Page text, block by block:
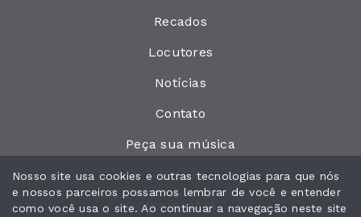
Recados
Locutores
Notícias
Contato
Peça sua música
Vídeos
Promoções
Nosso site usa cookies e outras tecnologias para que nós
e nossos parceiros possamos lembrar de você e entender
como você usa o site. Ao continuar a navegação neste site